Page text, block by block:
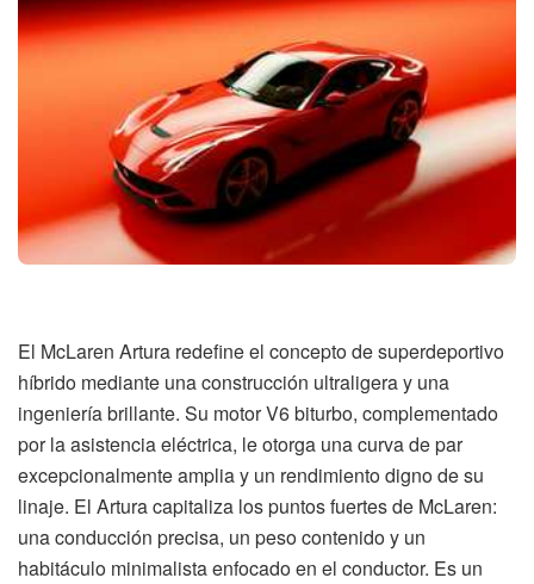
El McLaren Artura redefine el concepto de superdeportivo
híbrido mediante una construcción ultraligera y una
ingeniería brillante. Su motor V6 biturbo, complementado
por la asistencia eléctrica, le otorga una curva de par
excepcionalmente amplia y un rendimiento digno de su
linaje. El Artura capitaliza los puntos fuertes de McLaren:
una conducción precisa, un peso contenido y un
habitáculo minimalista enfocado en el conductor. Es un